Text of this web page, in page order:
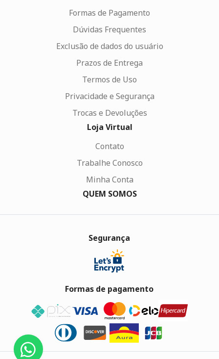
Formas de Pagamento
Dúvidas Frequentes
Exclusão de dados do usuário
Prazos de Entrega
Termos de Uso
Privacidade e Segurança
Trocas e Devoluções
Loja Virtual
Contato
Trabalhe Conosco
Minha Conta
QUEM SOMOS
Segurança
Formas de pagamento